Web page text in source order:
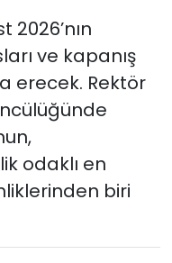
2026’nın
ve kapanış
erecek. Rektör
odaklı en
biri